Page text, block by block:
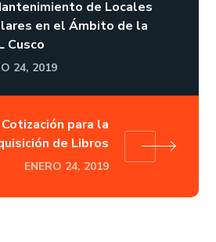
de Locales
en el Ámbito de la
Cusco
24, 2019
para la
de Libros
ENERO 24, 2019